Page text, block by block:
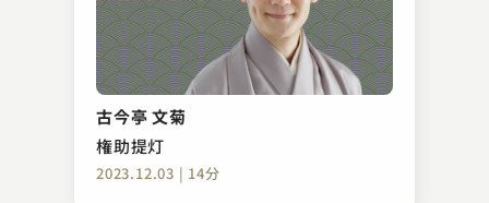
古今亭 文菊
権助提灯
2023.12.03 | 14分
春風亭 柳枝
時そば
2023.02.25 | 15分